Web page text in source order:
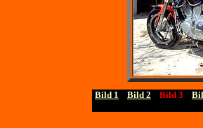
Bild 1 Bild 2 Bild 3